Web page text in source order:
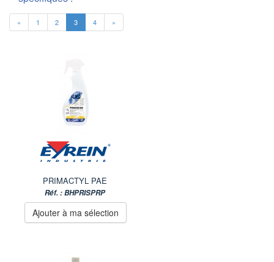
« 1 2 3 4 »
PRIMACTYL PAE
Réf. : BHPRISPRP
Ajouter à ma sélection